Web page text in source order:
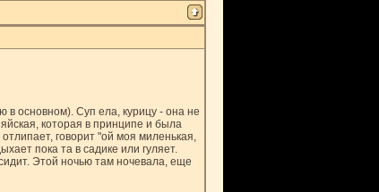
основном). Суп ела, курицу - она не
которая в принципе и была
говорит "ой моя миленькая,
пока та в садике или гуляет.
Этой ночью там ночевала, еще